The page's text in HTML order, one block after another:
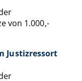
von 1.000,-
Justizressort